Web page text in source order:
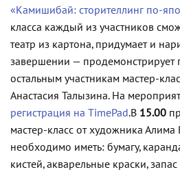
«Камишибай: сторителлинг по-
класса каждый из участников
театр из картона, придумает и
завершении — продемонстрирует
остальным участникам мастер-
Анастасия Талызина. На
регистрация на TimePad.В 15.00
мастер-класс от художника Алима
необходимо иметь: бумагу,
кистей, акварельные краски,